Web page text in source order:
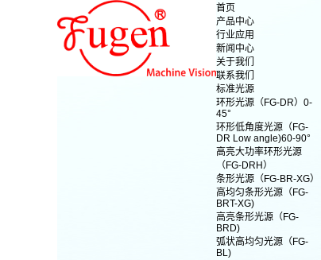
首页
产品中心
行业应用
新闻中心
关于我们
联系我们
标准光源
环形光源（FG-DR）0-
45°
环形低角度光源（FG-
DR Low angle)60-90°
高亮大功率环形光源
（FG-DRH）
条形光源（FG-BR-XG）
高均匀条形光源（FG-
BRT-XG)
高亮条形光源（FG-
BRD)
弧状高均匀光源（FG-
BL)